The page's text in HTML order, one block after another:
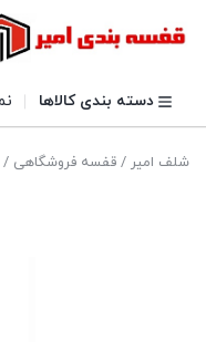
دسته بندی کالاها
شلف امیر / قفسه فروشگاهی /
پشتیبانی در روبیکا